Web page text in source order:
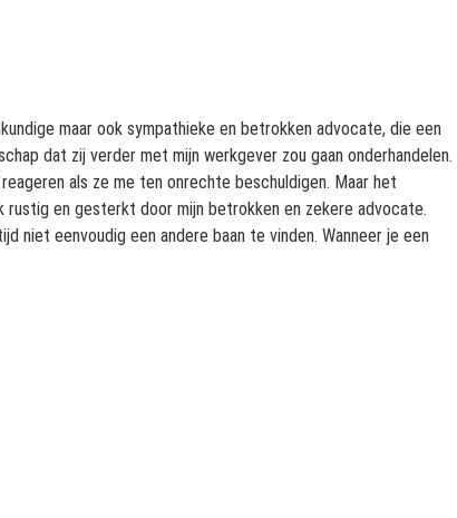
maar ook sympathieke en betrokken advocate, die een
dat zij verder met mijn werkgever zou gaan onderhandelen.
als ze me ten onrechte beschuldigen. Maar het
en gesterkt door mijn betrokken en zekere advocate.
niet eenvoudig een andere baan te vinden. Wanneer je een